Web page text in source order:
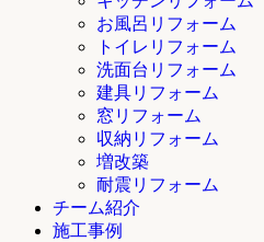
お風呂リフォーム
トイレリフォーム
洗面台リフォーム
建具リフォーム
窓リフォーム
収納リフォーム
増改築
耐震リフォーム
チーム紹介
施工事例